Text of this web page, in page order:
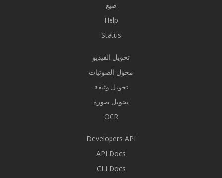
صيغ
Help
Status
تحويل الفيديو
محول الصوتيات
تحويل وثيقة
تحويل صورة
OCR
Developers API
API Docs
CLI Docs